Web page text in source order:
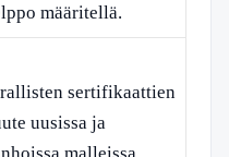
määritellä.
sertifikaattien
uusissa ja
malleissa